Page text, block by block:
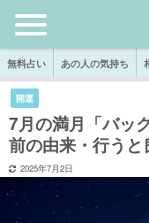
無料占い あの人の気持ち
開運
7月の満月「バッ
前の由来・行うと
2025年7月2日